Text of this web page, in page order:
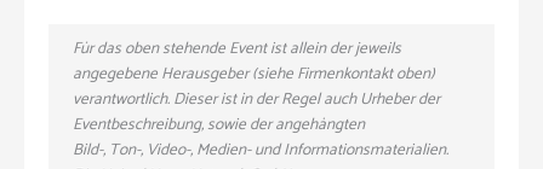
Für das oben stehende Event ist allein der jeweils
angegebene Herausgeber (siehe Firmenkontakt oben)
verantwortlich. Dieser ist in der Regel auch Urheber der
Eventbeschreibung, sowie der angehängten
Bild-, Ton-, Video-, Medien- und Informationsmaterialien.